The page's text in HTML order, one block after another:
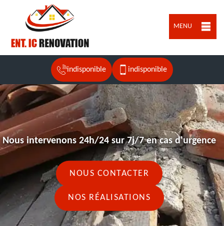
MENU
indisponible indisponible
Nous intervenons 24h/24 sur 7j/7 en cas d'urgence
NOUS CONTACTER
NOS RÉALISATIONS